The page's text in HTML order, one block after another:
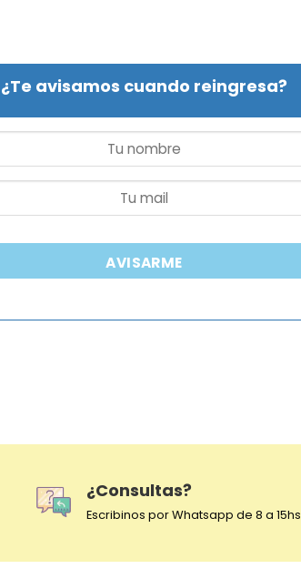
¿Te avisamos cuando reingresa?
AVISARME
¿Consultas?
Escribinos por Whatsapp de 8 a 15hs